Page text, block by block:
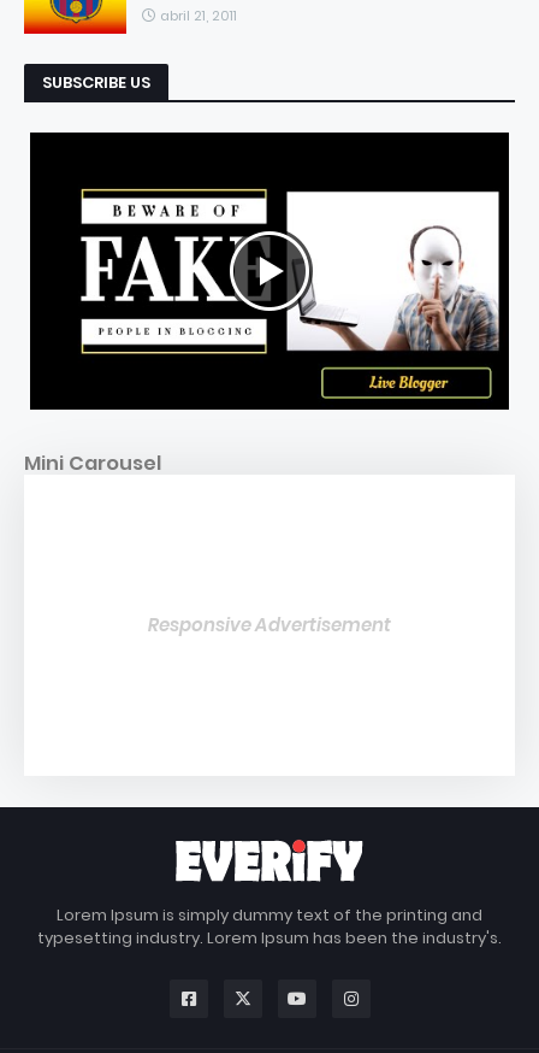
abril 21, 2011
SUBSCRIBE US
Mini Carousel
Responsive Advertisement
Lorem Ipsum is simply dummy text of the printing and
typesetting industry. Lorem Ipsum has been the industry's.